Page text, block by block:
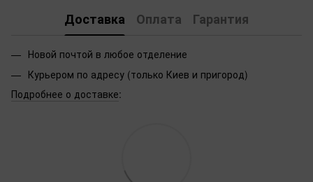
Доставка Оплата Гарантия
Новой почтой в любое отделение
Курьером по адресу (только Киев и пригород)
Подробнее о доставке: